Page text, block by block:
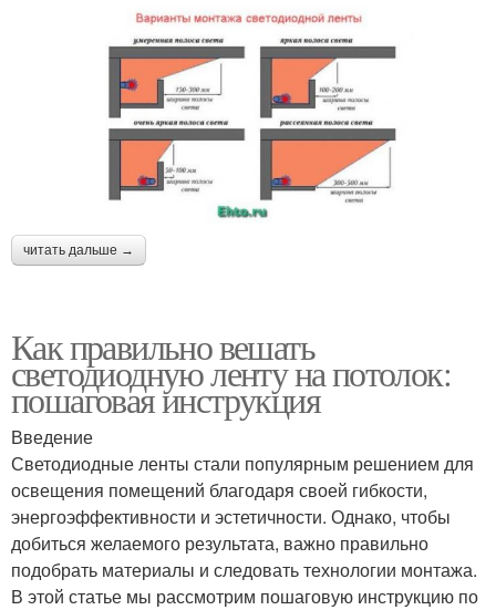
читать дальше →
Как правильно вешать
светодиодную ленту на потолок:
пошаговая инструкция
Введение
Светодиодные ленты стали популярным решением для
освещения помещений благодаря своей гибкости,
энергоэффективности и эстетичности. Однако, чтобы
добиться желаемого результата, важно правильно
подобрать материалы и следовать технологии монтажа.
В этой статье мы рассмотрим пошаговую инструкцию по